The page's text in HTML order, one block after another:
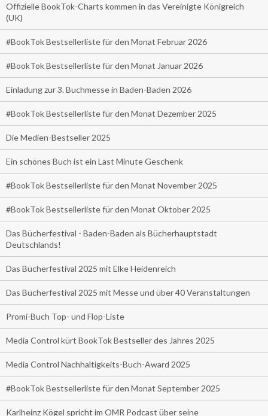
Offizielle BookTok-Charts kommen in das Vereinigte Königreich
(UK)
#BookTok Bestsellerliste für den Monat Februar 2026
#BookTok Bestsellerliste für den Monat Januar 2026
Einladung zur 3. Buchmesse in Baden-Baden 2026
#BookTok Bestsellerliste für den Monat Dezember 2025
Die Medien-Bestseller 2025
Ein schönes Buch ist ein Last Minute Geschenk
#BookTok Bestsellerliste für den Monat November 2025
#BookTok Bestsellerliste für den Monat Oktober 2025
Das Bücherfestival - Baden-Baden als Bücherhauptstadt
Deutschlands!
Das Bücherfestival 2025 mit Elke Heidenreich
Das Bücherfestival 2025 mit Messe und über 40 Veranstaltungen
Promi-Buch Top- und Flop-Liste
Media Control kürt BookTok Bestseller des Jahres 2025
Media Control Nachhaltigkeits-Buch-Award 2025
#BookTok Bestsellerliste für den Monat September 2025
Karlheinz Kögel spricht im OMR Podcast über seine